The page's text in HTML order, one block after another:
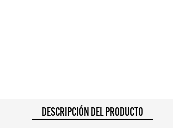
DESCRIPCIÓN DEL PRODUCTO